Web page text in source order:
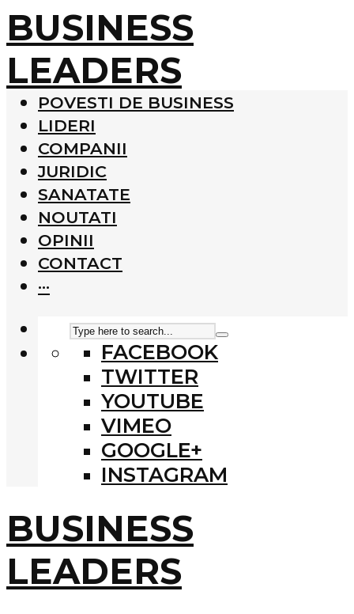
BUSINESS
LEADERS
POVESTI DE BUSINESS
LIDERI
COMPANII
JURIDIC
SANATATE
NOUTATI
OPINII
CONTACT
···
FACEBOOK
TWITTER
YOUTUBE
VIMEO
GOOGLE+
INSTAGRAM
BUSINESS
LEADERS